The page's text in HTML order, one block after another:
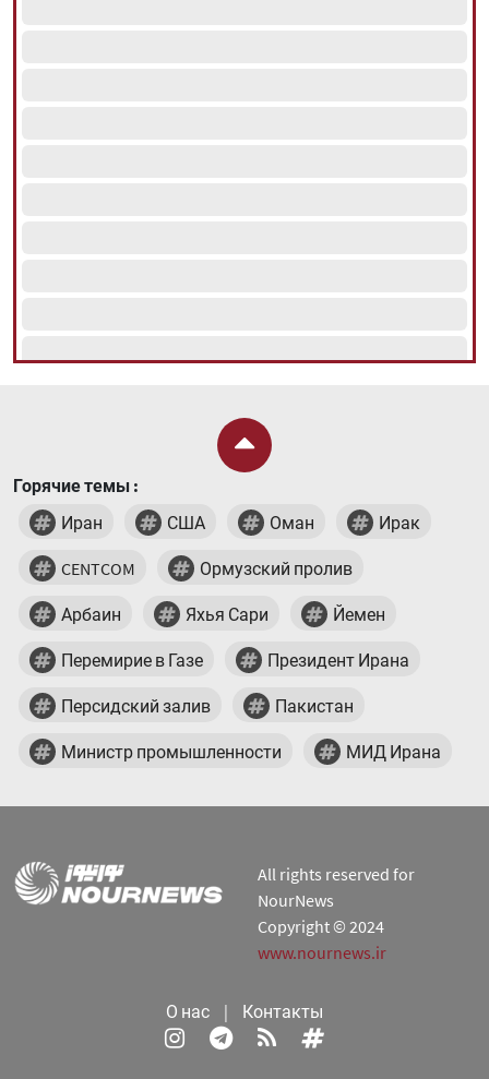
Горячие темы :
Иран
США Оман Ирак
CENTCOM Ормузский пролив
Арбаин Яхья Сари Йемен
Перемирие в Газе Президент Ирана
Персидский залив Пакистан
Министр промышленности МИД Ирана
All rights reserved for
NourNews
Copyright © 2024
www.nournews.ir
О нас | Контакты